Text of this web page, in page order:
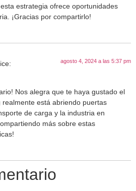
estrategia ofrece oportunidades
¡Gracias por compartirlo!
agosto 4, 2024 a las 5:37 pm
Nos alegra que te haya gustado el
está abriendo puertas
de carga y la industria en
más sobre estas